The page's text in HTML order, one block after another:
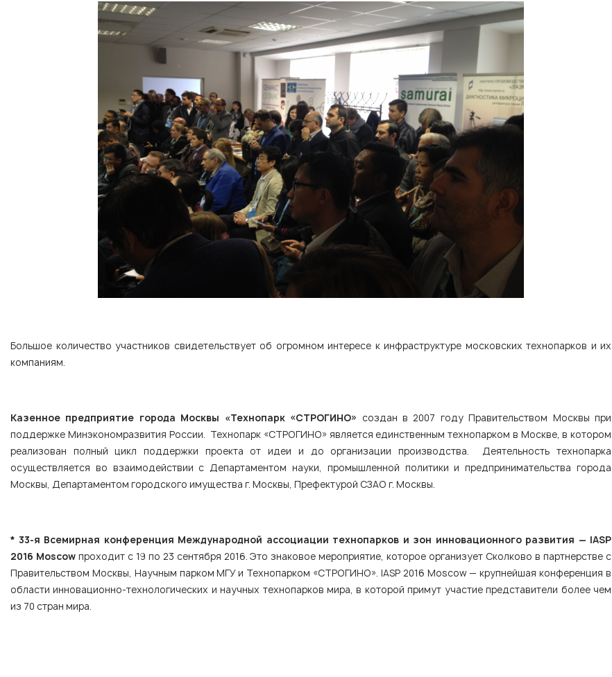
Большое количество участников свидетельствует об огромном интересе к инфраструктуре московских технопарков и их
компаниям.
Казенное предприятие города Москвы «Технопарк «СТРОГИНО» создан в 2007 году Правительством Москвы при
поддержке Минэкономразвития России. Технопарк «СТРОГИНО» является единственным технопарком в Москве, в котором
реализован полный цикл поддержки проекта от идеи и до организации производства. Деятельность технопарка
осуществляется во взаимодействии с Департаментом науки, промышленной политики и предпринимательства города
Москвы, Департаментом городского имущества г. Москвы, Префектурой СЗАО г. Москвы.
* 33-я Всемирная конференция Международной ассоциации технопарков и зон инновационного развития — IASP
2016 Moscowпроходит с 19 по 23 сентября 2016. Это знаковое мероприятие, которое организует Сколково в партнерстве с
Правительством Москвы, Научным парком МГУ и Технопарком «СТРОГИНО». IASP 2016 Moscow — крупнейшая конференция в
области инновационно-технологических и научных технопарков мира, в которой примут участие представители более чем
из 70 стран мира.